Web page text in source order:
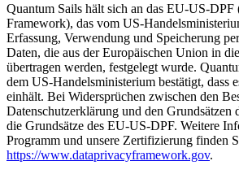
Quantum Sails hält sich an das EU-US-DPF
Framework), das vom US-
Erfassung, Verwendung und Speicherung
Daten, die aus der Europäischen Union in
übertragen werden, festgelegt wurde.
dem US-Handelsministerium bestätigt, dass
einhält. Bei Widersprüchen zwischen den
Datenschutzerklärung und den Grundsätzen
die Grundsätze des EU-US-DPF. Weitere
Programm und unsere Zertifizierung finden
https://www.dataprivacyframework.gov.